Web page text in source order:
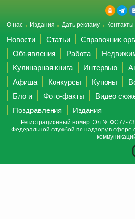
О нас Издания Дать рекламу Контакты
Новости Статьи
Справочник
Объявления
Работа
Кулинарная книга
Интервью
Афиша
Конкурсы Купоны
Блоги
Фото-факты
Видео
Поздравления
Издания
Регистрационный номер: Эл № ФС77-
Федеральной службой по надзору в сфере